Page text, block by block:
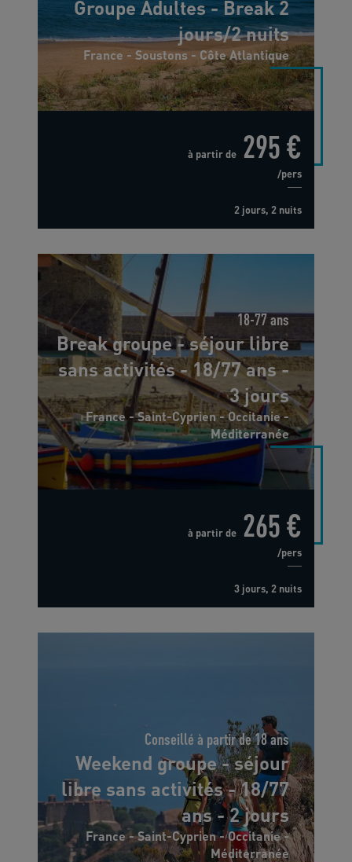
Groupe Adultes - Break 2
jours/2 nuits
France - Soustons - Côte Atlantique
à partir de 295 €
/pers
2 jours, 2 nuits
18-77 ans
Break groupe - séjour libre
sans activités - 18/77 ans -
3 jours
France - Saint-Cyprien - Occitanie -
Méditerranée
à partir de 265 €
/pers
3 jours, 2 nuits
Conseillé à partir de 18 ans
Weekend groupe - séjour
libre sans activités - 18/77
ans - 2 jours
France - Saint-Cyprien - Occitanie -
Méditerranée